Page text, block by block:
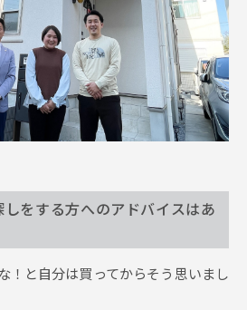
をする方へのアドバイスはあ
！と自分は買ってからそう思いまし